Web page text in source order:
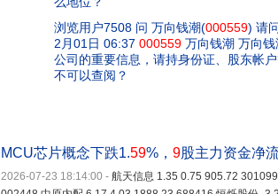
浏览用户7508 问 万向钱潮(000559) 请
2月01日 06:37 000559 万向钱潮 万向
公司的重要信息，请持身份证、股东帐
不可以查阅？
MCU芯片概念下跌1.59%， 9股主力资金净
2026-07-23 18:14:00 - 航天信息 1.35 0.75 905.72